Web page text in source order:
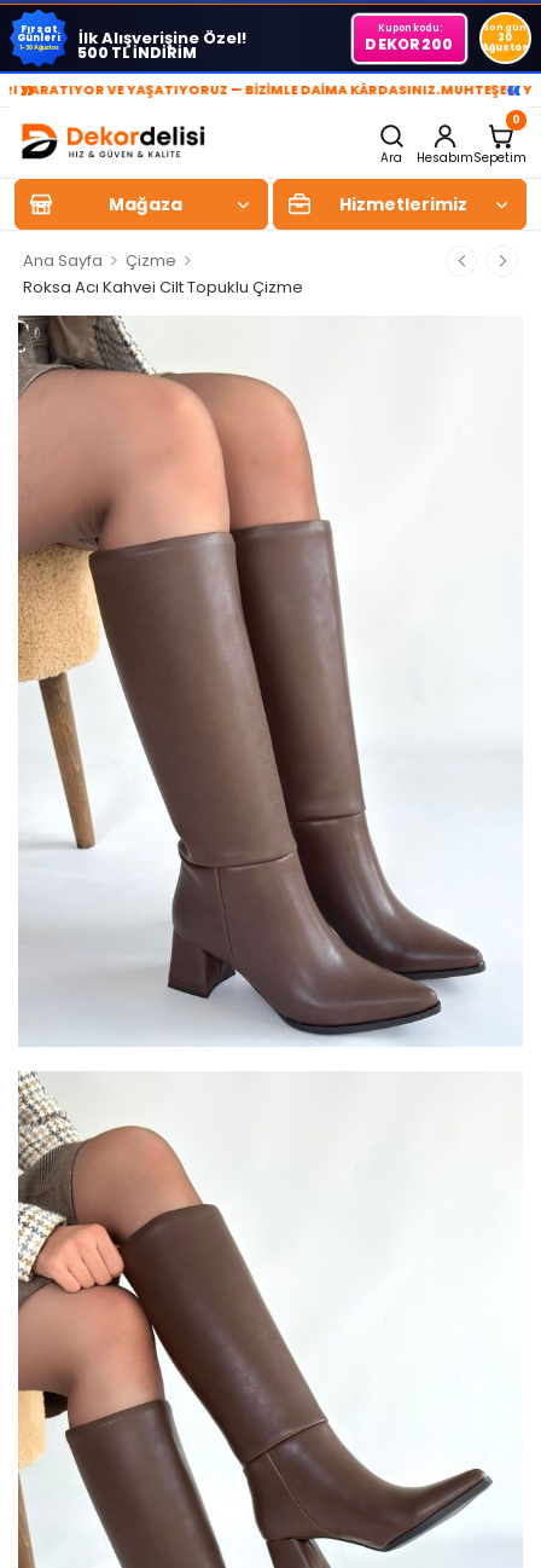
Fırsat
Günleri
1-30 Ağustos İlk Alışverişine Özel!
500 TL İNDİRİM
Kupon kodu:
DEKOR200
Son gün
30
Ağustos
» VE YAŞATIYORUZ — BİZİMLE DAİMA KÂRDASINIZ.MUHTEŞEM «
Ara Hesabım
0
Sepetim
Mağaza Hizmetlerimiz
Ana Sayfa > Çizme >
Roksa Acı Kahvei Cilt Topuklu Çizme